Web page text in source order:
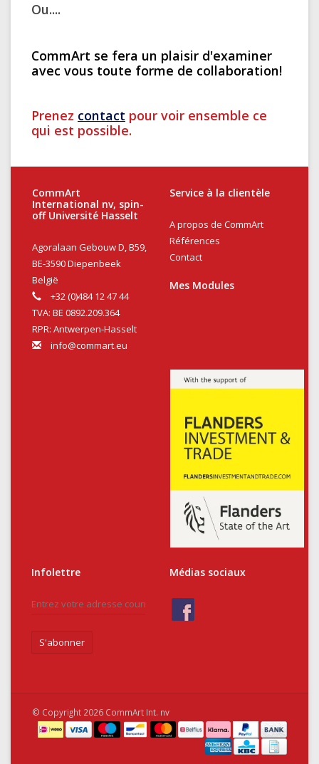
Ou....
CommArt se fera un plaisir d'examiner
avec vous toute forme de collaboration!
Prenez contact pour voir ensemble ce
qui est possible.
CommArt
International nv, spin-
off Université Hasselt
Agoralaan Gebouw D, B59,
BE-3590 Diepenbeek
België
+32 (0)484 12 47 44
TVA: BE 0892.209.364
RPR: Antwerpen-Hasselt
info@commart.eu
Service à la clientèle
A propos de CommArt
Références
Contact
Mes Modules
Infolettre
S'abonner
Médias sociaux
© Copyright 2026 CommArt Int. nv